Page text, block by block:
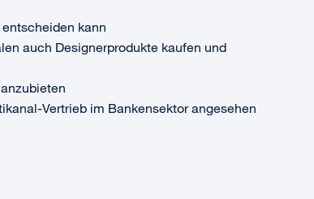
kann
auch Designerprodukte kaufen und
Vertrieb im Bankensektor angesehen